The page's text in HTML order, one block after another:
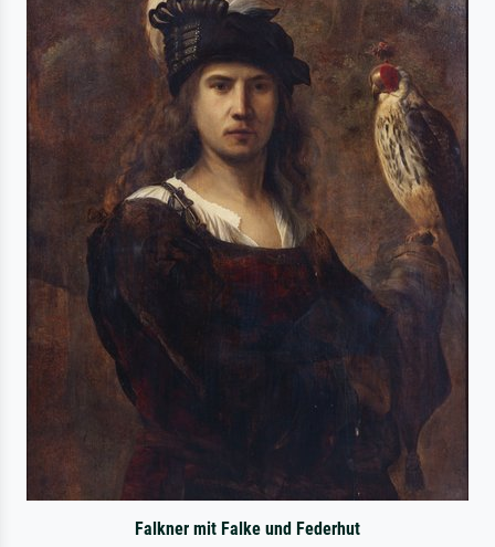
Falkner mit Falke und Federhut